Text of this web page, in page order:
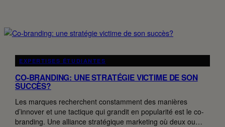
EXPERTISES ÉTUDIANTES
CO-BRANDING: UNE STRATÉGIE VICTIME DE SON
SUCCÈS?
Les marques recherchent constamment des manières
d’innover et une tactique qui grandit en popularité est le co-
branding. Une alliance stratégique marketing où deux ou…